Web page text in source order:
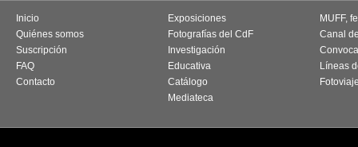
Inicio
Quiénes somos
Suscripción
FAQ
Contacto
Exposiciones
Fotografías del CdF
Investigación
Educativa
Catálogo
Mediateca
MUFF,
Canal
Líneas